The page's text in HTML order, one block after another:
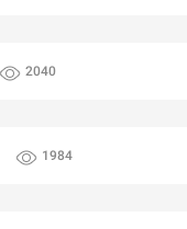
2040
1984